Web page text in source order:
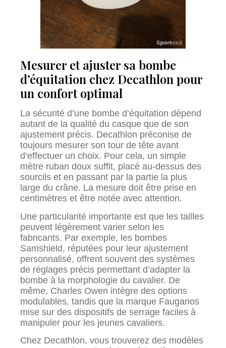
Mesurer et ajuster sa bombe
d’équitation chez Decathlon pour
un confort optimal
La sécurité d’une bombe d’équitation dépend
autant de la qualité du casque que de son
ajustement précis. Decathlon préconise de
toujours mesurer son tour de tête avant
d’effectuer un choix. Pour cela, un simple
mètre ruban doux suffit, placé au-dessus des
sourcils et en passant par la partie la plus
large du crâne. La mesure doit être prise en
centimètres et être notée avec attention.
Une particularité importante est que les tailles
peuvent légèrement varier selon les
fabricants. Par exemple, les bombes
Samshield, réputées pour leur ajustement
personnalisé, offrent souvent des systèmes
de réglages précis permettant d’adapter la
bombe à la morphologie du cavalier. De
même, Charles Owen intègre des options
modulables, tandis que la marque Fauganos
mise sur des dispositifs de serrage faciles à
manipuler pour les jeunes cavaliers.
Chez Decathlon, vous trouverez des modèles